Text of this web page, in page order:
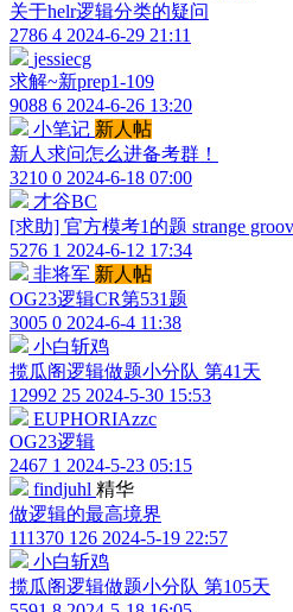
关于helr逻辑分类的疑问
2786 4 2024-6-29 21:11
jessiecg
求解~新prep1-109
9088 6 2024-6-26 13:20
小笔记 新人帖
新人求问怎么进备考群！
3210 0 2024-6-18 07:00
才谷BC
[求助] 官方模考1的题 strange
5276 1 2024-6-12 17:34
非将军 新人帖
OG23逻辑CR第531题
3005 0 2024-6-4 11:38
小白斩鸡
揽瓜阁逻辑做题小分队 第41天
12992 25 2024-5-30 15:53
EUPHORIAzzc
OG23逻辑
2467 1 2024-5-23 05:15
findjuhl 精华
做逻辑的最高境界
111370 126 2024-5-19 22:57
小白斩鸡
揽瓜阁逻辑做题小分队 第105天